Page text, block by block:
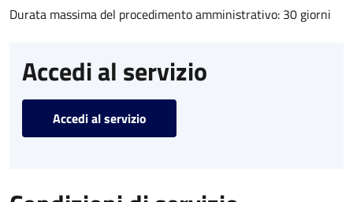
Durata massima del procedimento amministrativo: 30 giorni
Accedi al servizio
Accedi al servizio